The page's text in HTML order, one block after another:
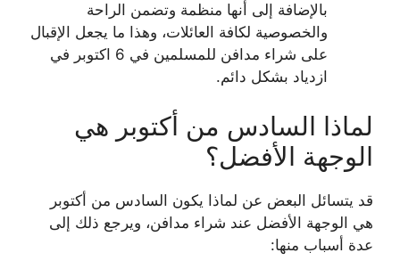
بالإضافة إلى أنها منظمة وتضمن الراحة
والخصوصية لكافة العائلات، وهذا ما يجعل الإقبال
على شراء مدافن للمسلمين في 6 اكتوبر في
ازدياد بشكل دائم.
لماذا السادس من أكتوبر هي
الوجهة الأفضل؟
قد يتسائل البعض عن لماذا يكون السادس من أكتوبر
هي الوجهة الأفضل عند شراء مدافن، ويرجع ذلك إلى
عدة أسباب منها: